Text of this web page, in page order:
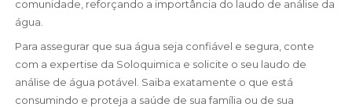
comunidade, reforçando a importância do laudo de análise da
água.
Para assegurar que sua água seja confiável e segura, conte
com a expertise da Soloquimica e solicite o seu laudo de
análise de água potável. Saiba exatamente o que está
consumindo e proteja a saúde de sua família ou de sua